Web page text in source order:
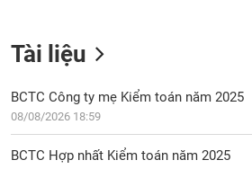
Tài liệu
BCTC Công ty mẹ Kiểm toán năm 2025
08/08/2026 18:59
BCTC Hợp nhất Kiểm toán năm 2025